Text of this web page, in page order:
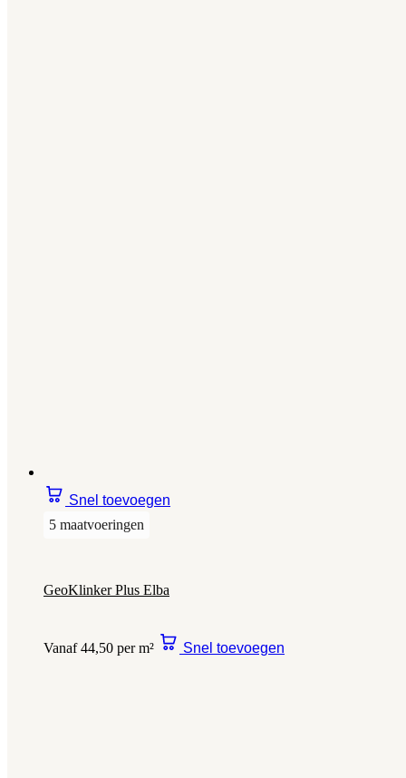
Snel toevoegen
5 maatvoeringen
GeoKlinker Plus Elba
Vanaf 44,50 per m² Snel toevoegen